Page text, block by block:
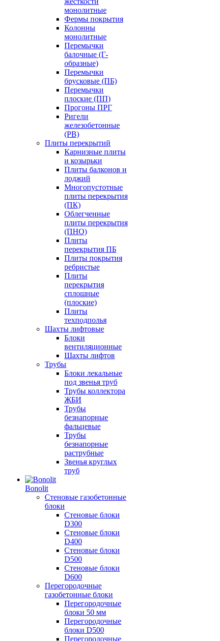
монолитные
Фермы покрытия
Колонны
монолитные
Перемычки
балочные (Г-
образные)
Перемычки
брусковые (ПБ)
Перемычки
плоские (ПП)
Прогоны ПРГ
Ригели
железобетонные
(РВ)
Плиты перекрытий
Карнизные плиты
и козырьки
Плиты балконов и
лоджий
Многопустотные
плиты перекрытия
(ПК)
Облегченные
плиты перекрытия
(ПНО)
Плиты
перекрытия ПБ
Плиты покрытия
ребристые
Плиты
перекрытия
сплошные
(плоские)
Плиты
техподполья
Шахты лифтовые
Блоки
вентиляционные
Шахты лифтов
Трубы
Блоки лекальные
под звенья труб
Трубы коллектора
ЖБИ
Трубы
безнапорные
фальцевые
Трубы
безнапорные
раструбные
Звенья круглых
труб
Bonolit
Стеновые газобетонные
блоки
Стеновые блоки
D300
Стеновые блоки
D400
Стеновые блоки
D500
Стеновые блоки
D600
Перегородочные
газобетонные блоки
Перегородочные
блоки 50 мм
Перегородочные
блоки D500
Перегородочные